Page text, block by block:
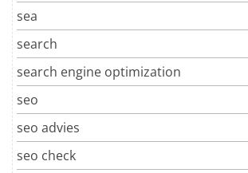
sea
search
search engine optimization
seo
seo advies
seo check